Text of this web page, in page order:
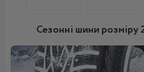
Сезонні шини розміру